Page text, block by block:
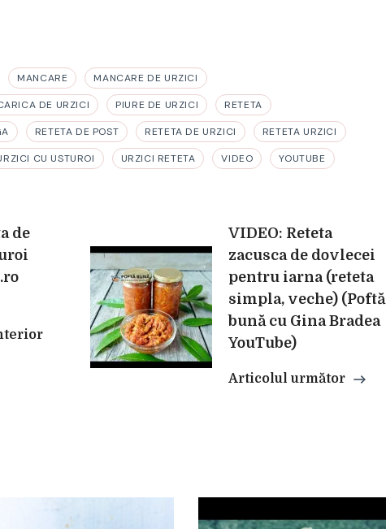
MANCARE MANCARE DE URZICI
DE URZICI PIURE DE URZICI RETETA
RETETA DE POST RETETA DE URZICI RETETA URZICI
CU USTUROI URZICI RETETA VIDEO YOUTUBE
de
VIDEO: Reteta
zacusca de dovlecei
pentru iarna (reteta
simpla, veche) (Poftă
bună cu Gina Bradea
YouTube)
Articolul următor